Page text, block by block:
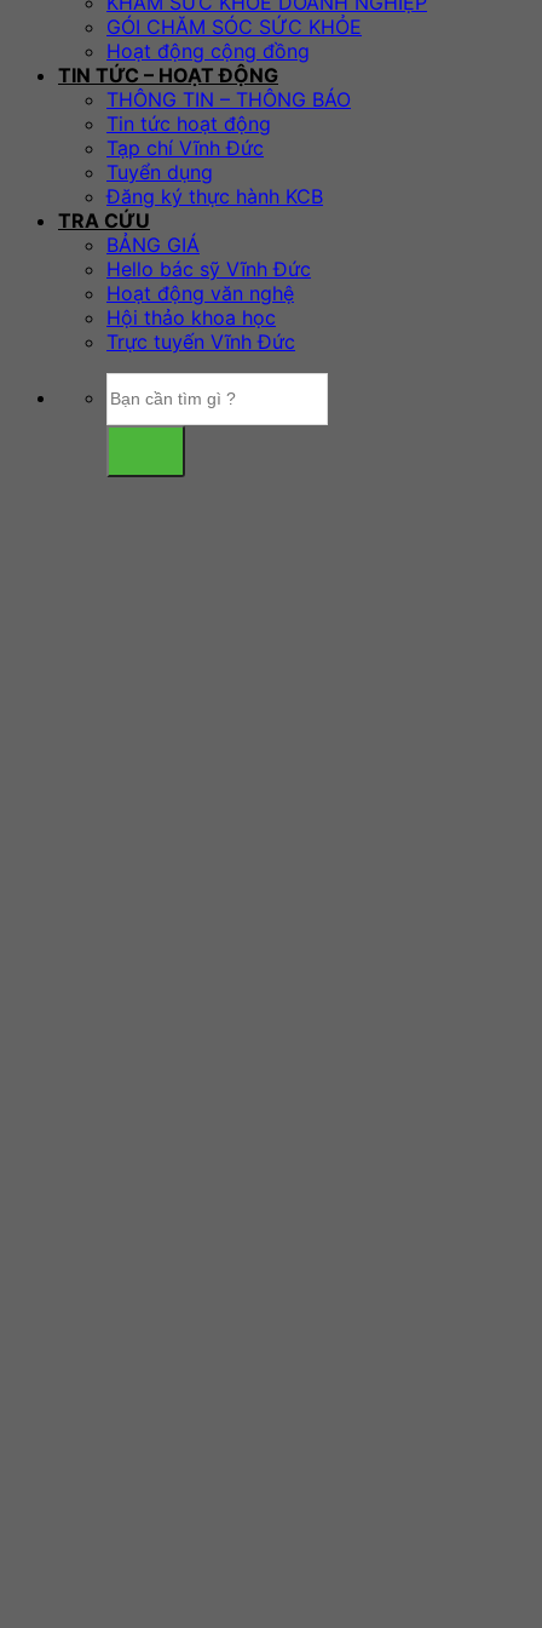
GÓI CHĂM SÓC SỨC KHỎE
Hoạt động cộng đồng
TIN TỨC – HOẠT ĐỘNG
THÔNG TIN – THÔNG BÁO
Tin tức hoạt động
Tạp chí Vĩnh Đức
Tuyển dụng
Đăng ký thực hành KCB
TRA CỨU
BẢNG GIÁ
Hello bác sỹ Vĩnh Đức
Hoạt động văn nghệ
Hội thảo khoa học
Trực tuyến Vĩnh Đức